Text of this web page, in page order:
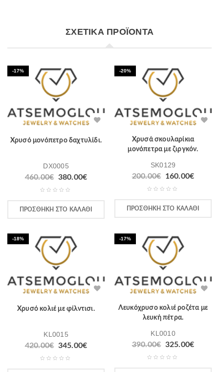
ΣΧΕΤΙΚΆ ΠΡΟΪΌΝΤΑ
-17%
Χρυσό μονόπετρο δαχτυλίδι.
DX0005
460.00€ 380.00€
ΠΡΟΣΘΉΚΗ ΣΤΟ ΚΑΛΆΘΙ
-20%
Χρυσά σκουλαρίκια
μονόπετρα με ζιργκόν.
SK0129
200.00€ 160.00€
ΠΡΟΣΘΉΚΗ ΣΤΟ ΚΑΛΆΘΙ
-18%
Χρυσό κολιέ με φίλντισι.
KL0015
420.00€ 345.00€
-17%
Λευκόχρυσο κολιέ ροζέτα με
λευκή πέτρα.
KL0010
390.00€ 325.00€